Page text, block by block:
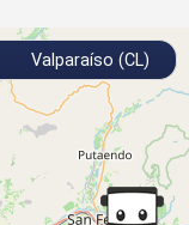
Valparaíso (CL)